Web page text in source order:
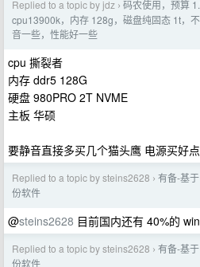
Replied to a topic by jdz › 码农使用，预算
cpu13900k，内存 128g，磁盘纯固态 1t，
音一些，性能好一些
cpu 撕裂者
内存 ddr5 128G
硬盘 980PRO 2T NVME
主板 华硕
要静音直接多买几个猫头鹰 电源买好
Replied to a topic by steins2628 › 有备-基
份软件
@steins2628 目前国内还有 40%的
Replied to a topic by steins2628 › 有备-基
份软件